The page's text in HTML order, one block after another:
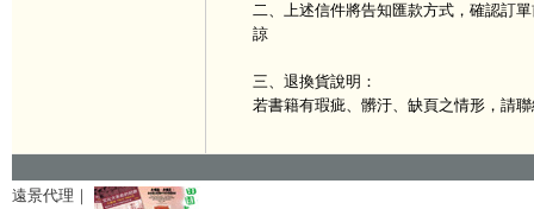
二、上述信件將告知匯款方式，確認訂
諒
三、退換貨說明：
若書籍有瑕疵、髒汙、缺頁之情形，請
遠景代理｜